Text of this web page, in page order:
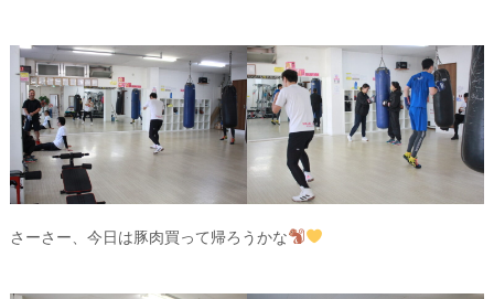
さーさー、今日は豚肉買って帰ろうかな